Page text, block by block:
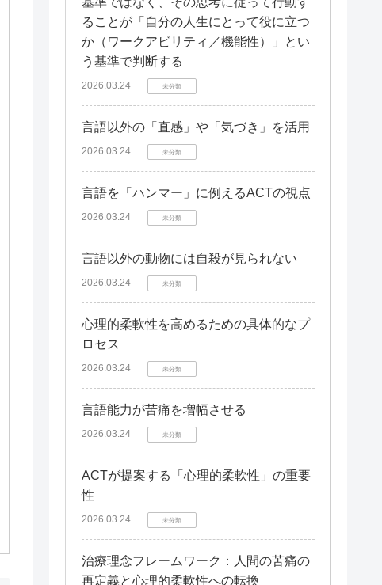
ることが「自分の人生にとって役に立つ
か（ワークアビリティ／機能性）」とい
う基準で判断する
2026.03.24 未分類
言語以外の「直感」や「気づき」を活用
2026.03.24 未分類
言語を「ハンマー」に例えるACTの視点
2026.03.24 未分類
言語以外の動物には自殺が見られない
2026.03.24 未分類
心理的柔軟性を高めるための具体的なプ
ロセス
2026.03.24 未分類
言語能力が苦痛を増幅させる
2026.03.24 未分類
ACTが提案する「心理的柔軟性」の重要
性
2026.03.24 未分類
治療理念フレームワーク：人間の苦痛の
再定義と心理的柔軟性への転換